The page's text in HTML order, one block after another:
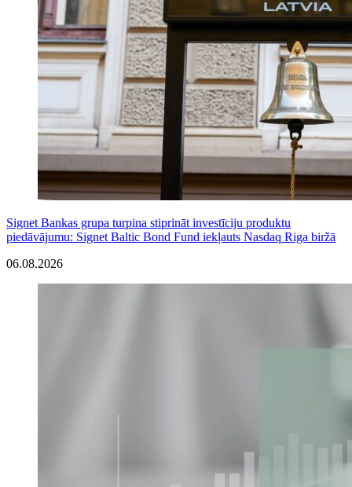
Signet Bankas grupa turpina stiprināt investīciju produktu
piedāvājumu: Signet Baltic Bond Fund iekļauts Nasdaq Riga biržā
06.08.2026